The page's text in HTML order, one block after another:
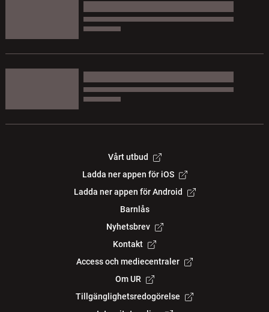
Vårt utbud
Ladda ner appen för iOS
Ladda ner appen för Android
Barnlås
Nyhetsbrev
Kontakt
Access och mediecentraler
Om UR
Tillgänglighetsredogörelse